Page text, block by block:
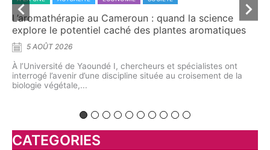
: quand la science
des plantes aromatiques
et spécialistes ont
située au croisement de la
Dr T. G. Sonffo, l’ambition de
capable de faire entendre sa
À travers l’École de l’art oratoire,
démocratiser l’apprentissage de la
CATEGORIES